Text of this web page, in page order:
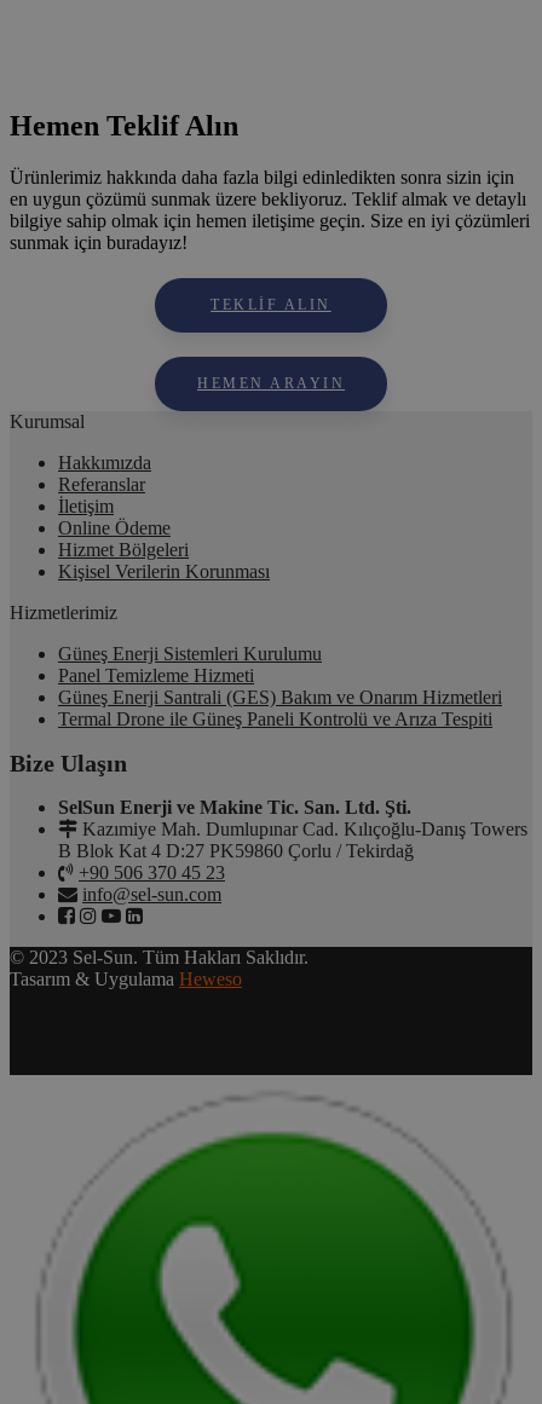
Hemen Teklif Alın
Ürünlerimiz hakkında daha fazla bilgi edinledikten sonra sizin için
en uygun çözümü sunmak üzere bekliyoruz. Teklif almak ve detaylı
bilgiye sahip olmak için hemen iletişime geçin. Size en iyi çözümleri
sunmak için buradayız!
TEKLIF ALIN
HEMEN ARAYIN
Kurumsal
Hakkımızda
Referanslar
İletişim
Online Ödeme
Hizmet Bölgeleri
Kişisel Verilerin Korunması
Hizmetlerimiz
Güneş Enerji Sistemleri Kurulumu
Panel Temizleme Hizmeti
Güneş Enerji Santrali (GES) Bakım ve Onarım Hizmetleri
Termal Drone ile Güneş Paneli Kontrolü ve Arıza Tespiti
Bize Ulaşın
SelSun Enerji ve Makine Tic. San. Ltd. Şti.
Kazımiye Mah. Dumlupınar Cad. Kılıçoğlu-Danış Towers
B Blok Kat 4 D:27 PK59860 Çorlu / Tekirdağ
+90 506 370 45 23
info@sel-sun.com
© 2023 Sel-Sun. Tüm Hakları Saklıdır.
Tasarım & Uygulama Heweso